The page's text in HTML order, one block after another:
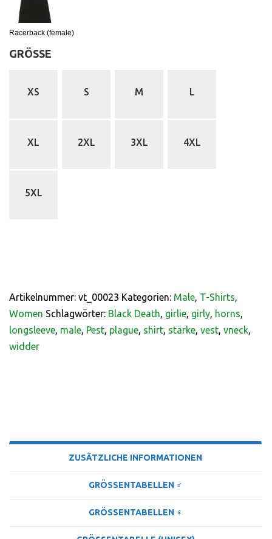
Racerback (female)
GRÖSSE
XS S M L
XL 2XL 3XL 4XL
5XL
Artikelnummer: vt_00023 Kategorien: Male, T-Shirts,
Women Schlagwörter: Black Death, girlie, girly, horns,
longsleeve, male, Pest, plague, shirt, stärke, vest, vneck,
widder
ZUSÄTZLICHE INFORMATIONEN
GRÖSSENTABELLEN ♂
GRÖSSENTABELLEN ♀